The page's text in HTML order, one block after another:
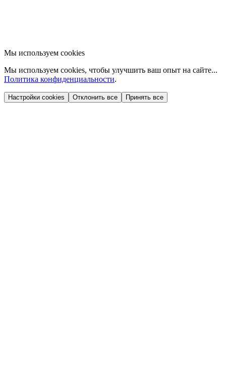
Мы используем cookies
Мы используем cookies, чтобы улучшить ваш опыт на сайте...
Политика конфиденциальности.
Настройки cookies Отклонить все Принять все